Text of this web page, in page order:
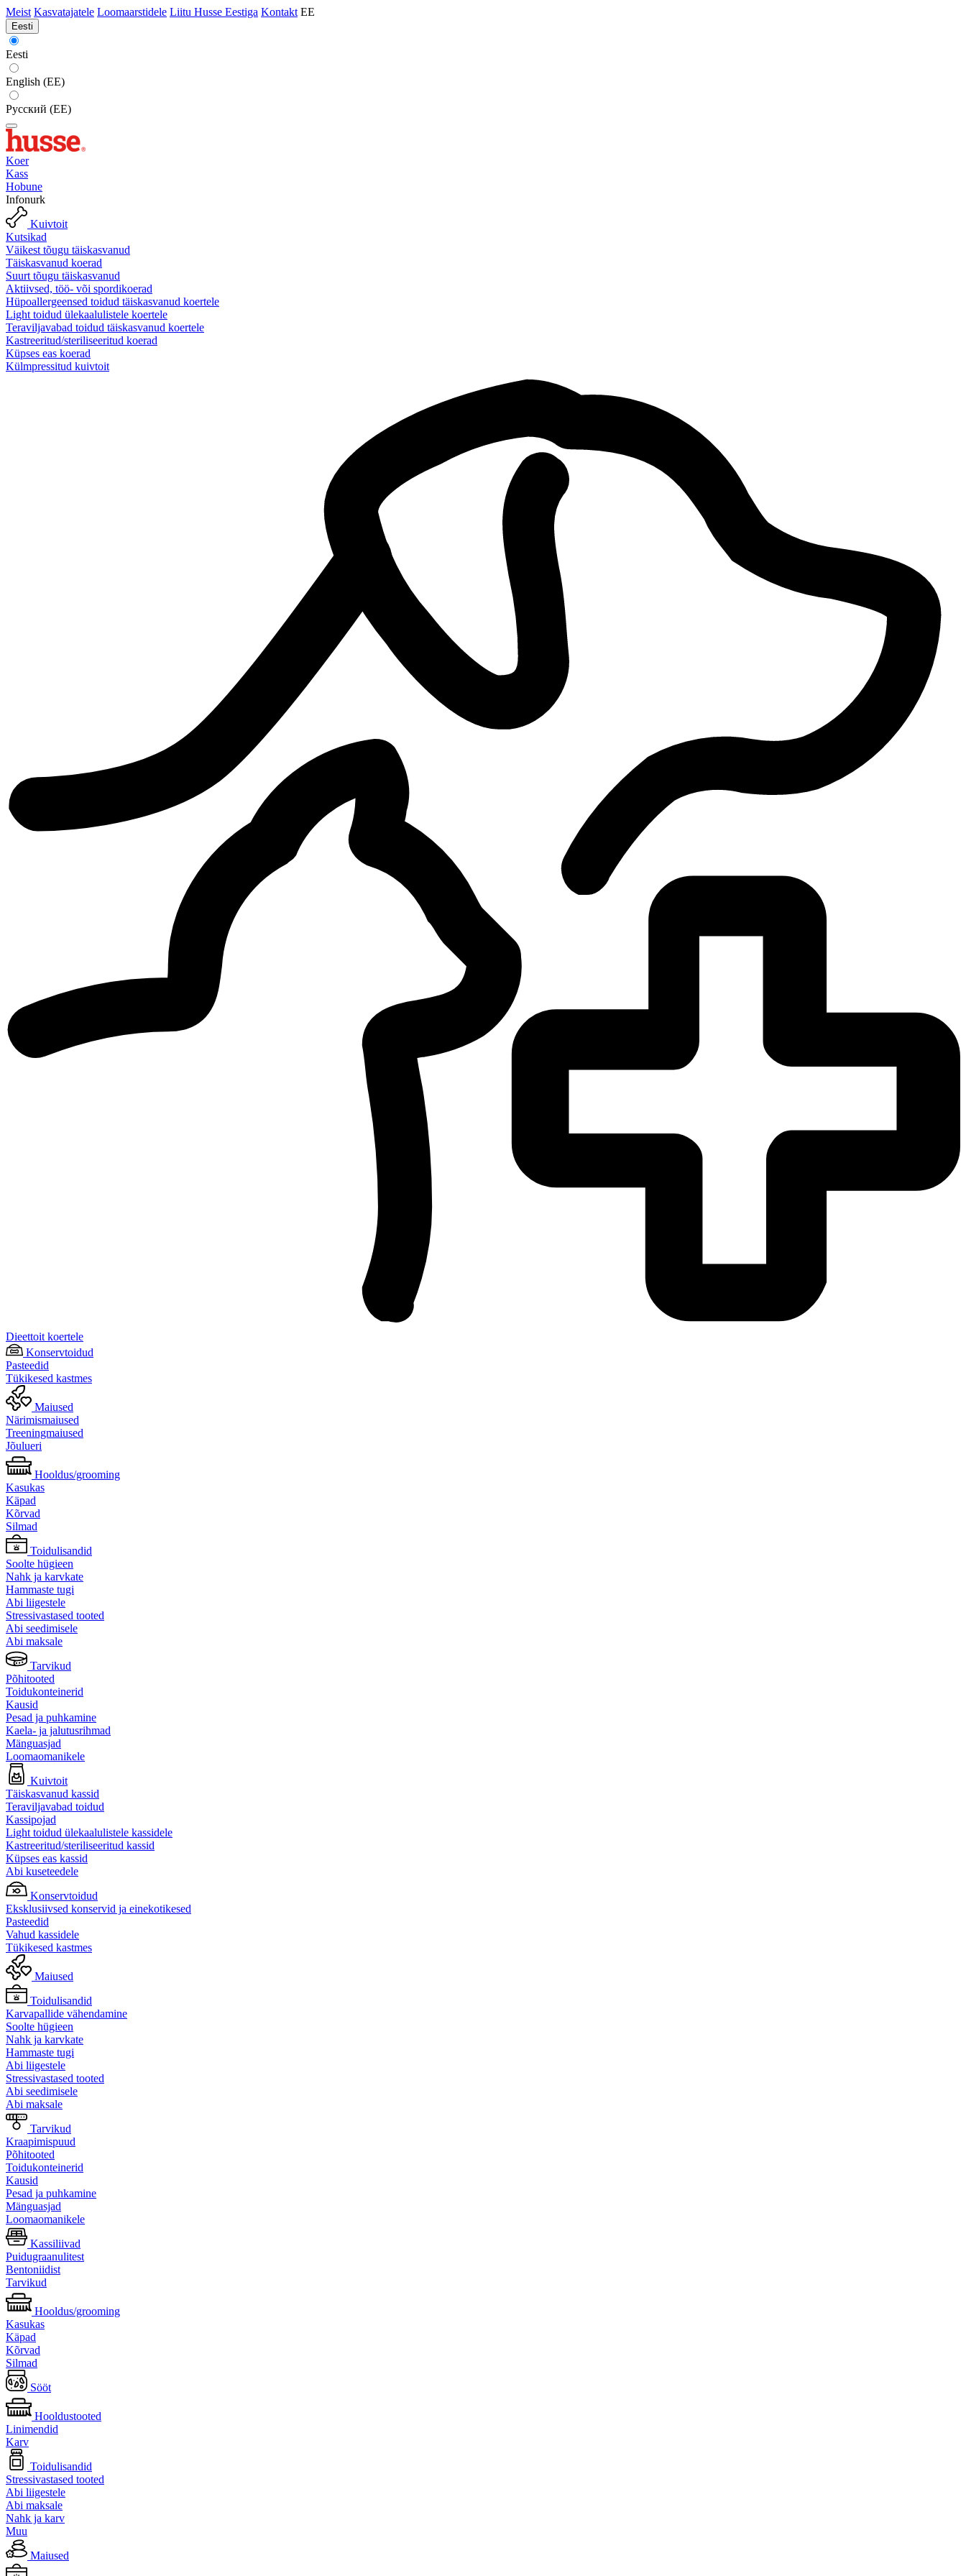
Meist Kasvatajatele Loomaarstidele Liitu Husse Eestiga Kontakt EE
Eesti
Eesti
English (EE)
Русский (EE)
Koer
Kass
Hobune
Infonurk
Kuivtoit
Kutsikad
Väikest tõugu täiskasvanud
Täiskasvanud koerad
Suurt tõugu täiskasvanud
Aktiivsed, töö- või spordikoerad
Hüpoallergeensed toidud täiskasvanud koertele
Light toidud ülekaalulistele koertele
Teraviljavabad toidud täiskasvanud koertele
Kastreeritud/steriliseeritud koerad
Küpses eas koerad
Külmpressitud kuivtoit
Dieettoit koertele
Konservtoidud
Pasteedid
Tükikesed kastmes
Maiused
Närimismaiused
Treeningmaiused
Jõulueri
Hooldus/grooming
Kasukas
Käpad
Kõrvad
Silmad
Toidulisandid
Soolte hügieen
Nahk ja karvkate
Hammaste tugi
Abi liigestele
Stressivastased tooted
Abi seedimisele
Abi maksale
Tarvikud
Põhitooted
Toidukonteinerid
Kausid
Pesad ja puhkamine
Kaela- ja jalutusrihmad
Mänguasjad
Loomaomanikele
Kuivtoit
Täiskasvanud kassid
Teraviljavabad toidud
Kassipojad
Light toidud ülekaalulistele kassidele
Kastreeritud/steriliseeritud kassid
Küpses eas kassid
Abi kuseteedele
Konservtoidud
Eksklusiivsed konservid ja einekotikesed
Pasteedid
Vahud kassidele
Tükikesed kastmes
Maiused
Toidulisandid
Karvapallide vähendamine
Soolte hügieen
Nahk ja karvkate
Hammaste tugi
Abi liigestele
Stressivastased tooted
Abi seedimisele
Abi maksale
Tarvikud
Kraapimispuud
Põhitooted
Toidukonteinerid
Kausid
Pesad ja puhkamine
Mänguasjad
Loomaomanikele
Kassiliivad
Puidugraanulitest
Bentoniidist
Tarvikud
Hooldus/grooming
Kasukas
Käpad
Kõrvad
Silmad
Sööt
Hooldustooted
Linimendid
Karv
Toidulisandid
Stressivastased tooted
Abi liigestele
Abi maksale
Nahk ja karv
Muu
Maiused